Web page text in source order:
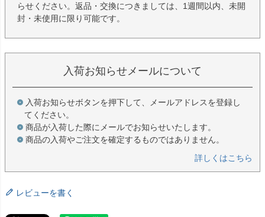
らせください。返品・交換につきましては、1週間以内、未開
封・未使用に限り可能です。
入荷お知らせメールについて
入荷お知らせボタンを押下して、メールアドレスを登録し
てください。
商品が入荷した際にメールでお知らせいたします。
商品の入荷やご注文を確定するものではありません。
詳しくはこちら
レビューを書く